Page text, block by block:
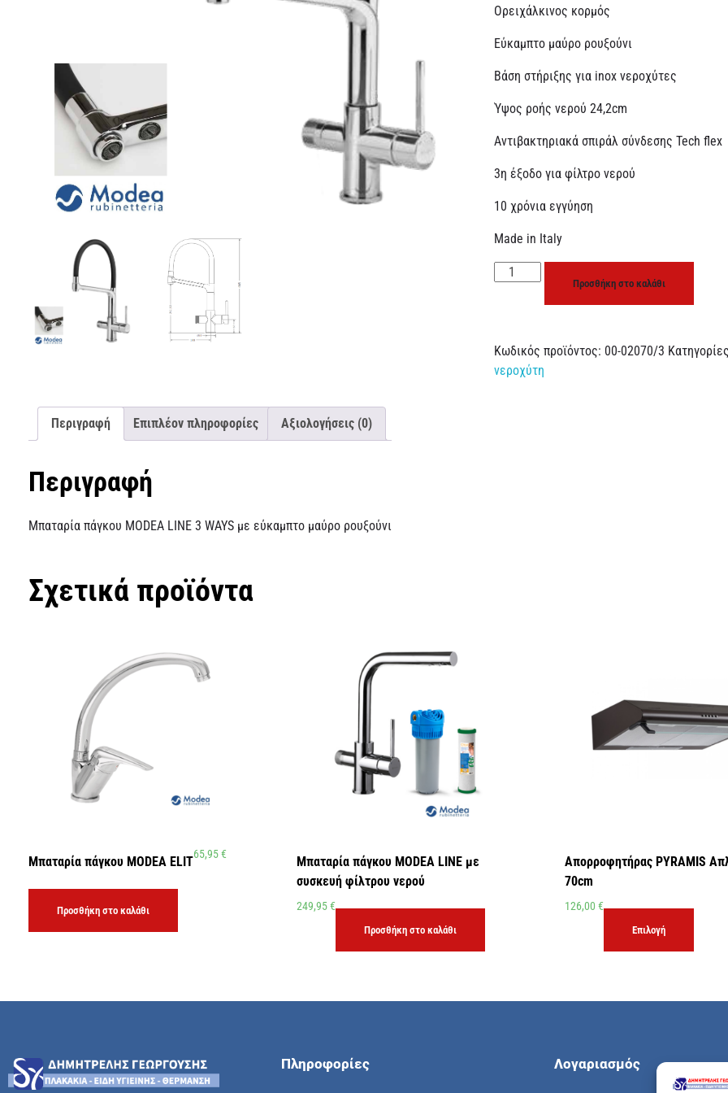
Ορειχάλκινος κορμός
Εύκαμπτο μαύρο ρουξούνι
Βάση στήριξης για inox νεροχύτες
Ύψος ροής νερού 24,2cm
Αντιβακτηριακά σπιράλ σύνδεσης Tech flex
3η έξοδο για φίλτρο νερού
10 χρόνια εγγύηση
Made in Italy
Προσθήκη στο καλάθι
Κωδικός προϊόντος: 00-02070/3
νεροχύτη
Περιγραφή Επιπλέον πληροφορίες Αξιολογήσεις (0)
Περιγραφή
Μπαταρία πάγκου MODEA LINE 3 WAYS με εύκαμπτο μαύρο ρουξούνι
Σχετικά προϊόντα
Μπαταρία πάγκου MODEA ELIT65,95€
Προσθήκη στο καλάθι
Μπαταρία πάγκου MODEA LINE με
συσκευή φίλτρου νερού
249,95€
Προσθήκη στο καλάθι
Απορροφητήρας PYRAMIS
70cm
126,00 €
Επιλογή
Πληροφορίες Λογαριασμός